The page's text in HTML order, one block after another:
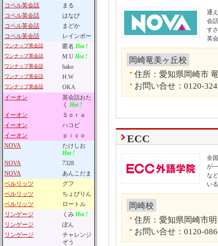
コペル英会話
まる
コペル英会話
はなび
コペル英会話
まどか
コペル英会話
レインボー
ワンナップ英会話 匿名 Hot !
ワンナップ英会話 M.U Hot !
ワンナップ英会話 hako
ワンナップ英会話 H.W
ワンナップ英会話
OKA
イーオン
英会話おた
く Hot !
イーオン
Ｓｏｒａ
イーオン
ハコビ
イーオン
ｐｉｃｏ
NOVA
たけしお
Hot !
NOVA
7328
NOVA
あんこだま
ベルリッツ
グフ
ベルリッツ
ちょびりん
ベルリッツ
ロートル
リンゲージ
くみ Hot !
リンゲージ
ぽん
リンゲージ
チャレンジ
ぞう
通
会
す
英
岡崎竜美ヶ丘校
住所：愛知県岡崎市
お問い合せ：0120-
ECC
全
が
な
い
岡崎校
住所：愛知県岡崎市
お問い合せ：0120-